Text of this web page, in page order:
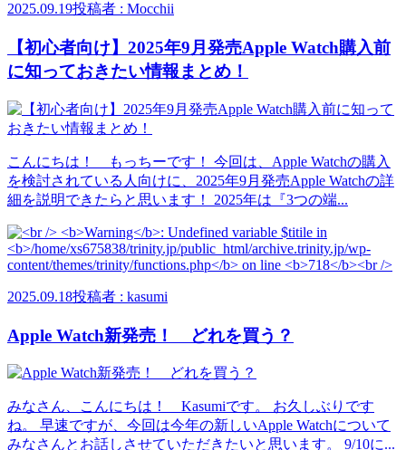
2025.09.19投稿者 : Mocchii
【初心者向け】2025年9月発売Apple Watch購入前
に知っておきたい情報まとめ！
こんにちは！ もっちーです！ 今回は、Apple Watchの購入
を検討されている人向けに、2025年9月発売Apple Watchの詳
細を説明できたらと思います！ 2025年は『3つの端...
2025.09.18投稿者 : kasumi
Apple Watch新発売！ どれを買う？
みなさん、こんにちは！ Kasumiです。 お久しぶりです
ね。 早速ですが、今回は今年の新しいApple Watchについて
みなさんとお話しさせていただきたいと思います。 9/10に...